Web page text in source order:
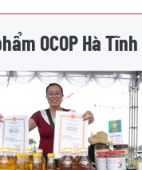
OCOP Hà Tĩnh